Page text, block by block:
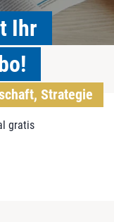
Ihr
Strategie
gratis